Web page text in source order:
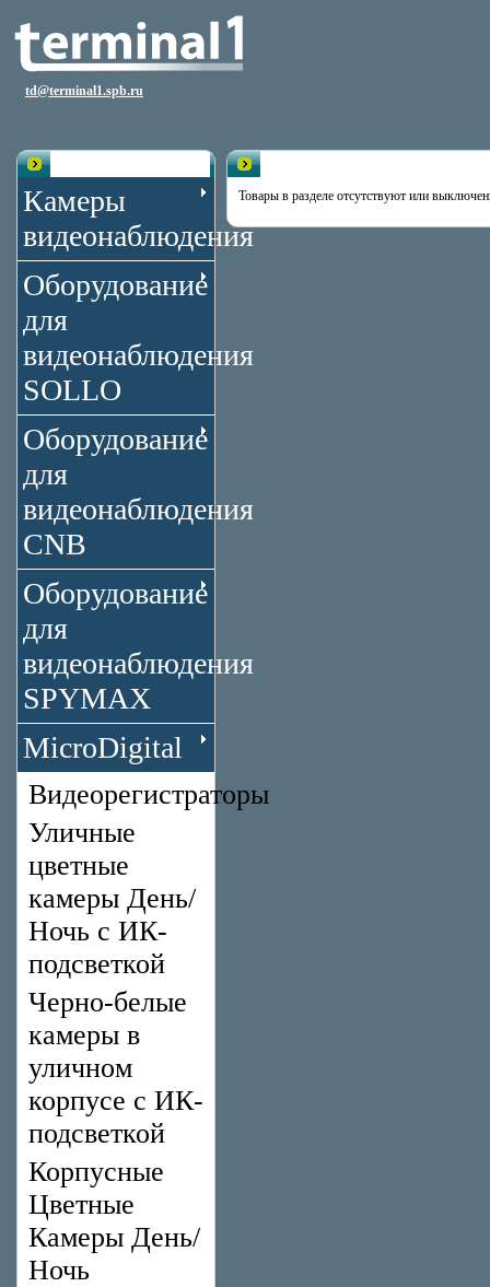
td@terminal1.spb.ru
Камеры
видеонаблюдения
Оборудование
для
видеонаблюдения
SOLLO
Оборудование
для
видеонаблюдения
CNB
Оборудование
для
видеонаблюдения
SPYMAX
MicroDigital
Видеорегистраторы
Уличные
цветные
камеры День/
Ночь с ИК-
подсветкой
Черно-белые
камеры в
уличном
корпусе с ИК-
подсветкой
Корпусные
Цветные
Камеры День/
Ночь
Товары в разделе отсутствуют или